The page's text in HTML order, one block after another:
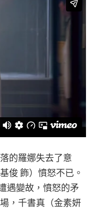
的羅娜失去了意
俊 飾）憤怒不已。
遇變故，憤怒的矛
，千書真（金素妍